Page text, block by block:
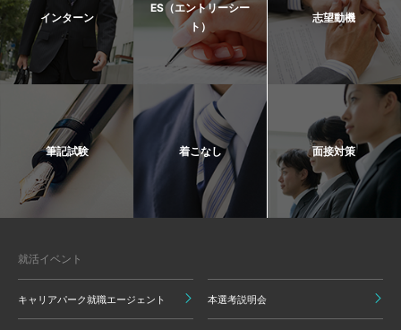
インターン
ES（エントリーシー
ト）
志望動機
筆記試験 着こなし 面接対策
就活イベント
キャリアパーク就職エージェント 本選考説明会